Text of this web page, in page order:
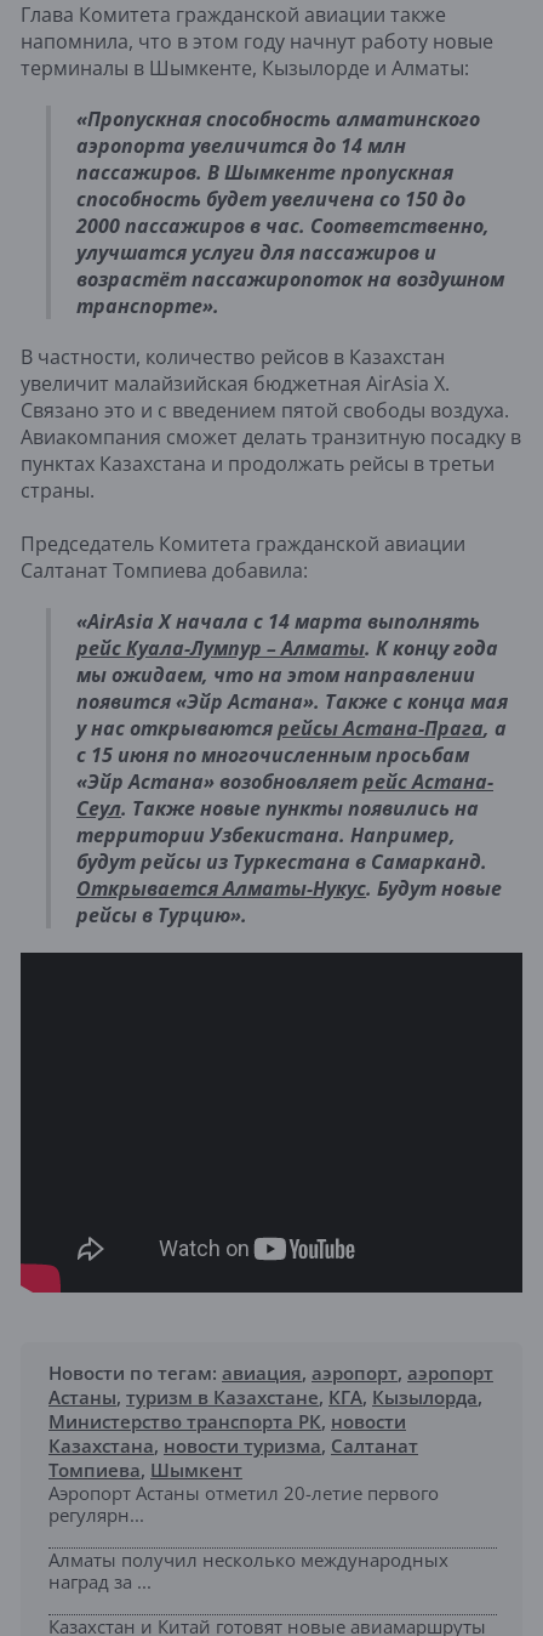
Глава Комитета гражданской авиации также
напомнила, что в этом году начнут работу новые
терминалы в Шымкенте, Кызылорде и Алматы:
«Пропускная способность алматинского
аэропорта увеличится до 14 млн
пассажиров. В Шымкенте пропускная
способность будет увеличена со 150 до
2000 пассажиров в час. Соответственно,
улучшатся услуги для пассажиров и
возрастёт пассажиропоток на воздушном
транспорте».
В частности, количество рейсов в Казахстан
увеличит малайзийская бюджетная AirAsia X.
Связано это и с введением пятой свободы воздуха.
Авиакомпания сможет делать транзитную посадку в
пунктах Казахстана и продолжать рейсы в третьи
страны.
Председатель Комитета гражданской авиации
Салтанат Томпиева добавила:
«AirAsia X начала с 14 марта выполнять
рейс Куала-Лумпур – Алматы. К концу года
мы ожидаем, что на этом направлении
появится «Эйр Астана». Также с конца мая
у нас открываютсярейсы Астана-Прага, а
с 15 июня по многочисленным просьбам
«Эйр Астана» возобновляетрейс Астана-
Сеул. Также новые пункты появились на
территории Узбекистана. Например,
будут рейсы из Туркестана в Самарканд.
Открывается Алматы-Нукус. Будут новые
рейсы в Турцию».
Новости по тегам: авиация, аэропорт, аэропорт
Астаны, туризм в Казахстане, КГА, Кызылорда,
Министерство транспорта РК, новости
Казахстана, новости туризма, Салтанат
Томпиева, Шымкент
Аэропорт Астаны отметил 20-летие первого
регулярн...
Алматы получил несколько международных
наград за ...
Казахстан и Китай готовят новые авиамаршруты